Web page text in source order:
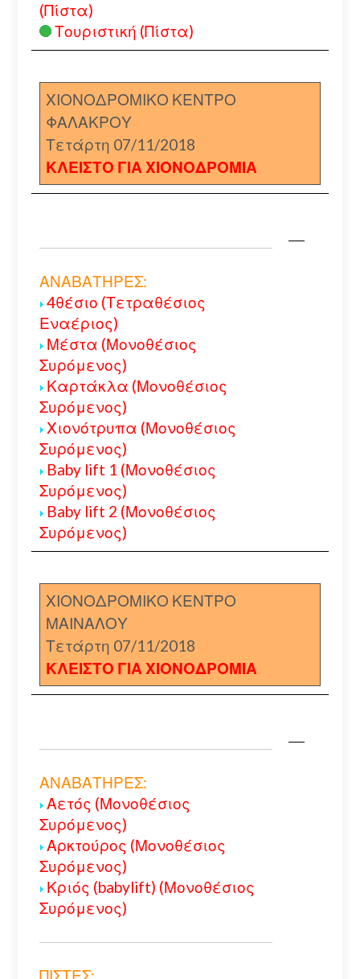
(Πίστα)
Τουριστική (Πίστα)
ΧΙΟΝΟΔΡΟΜΙΚΟ ΚΕΝΤΡΟ
ΦΑΛΑΚΡΟΥ
Τετάρτη 07/11/2018
ΚΛΕΙΣΤΟ ΓΙΑ ΧΙΟΝΟΔΡΟΜΙΑ
ΑΝΑΒΑΤΗΡΕΣ:
4θέσιο (Τετραθέσιος
Εναέριος)
Μέστα (Μονοθέσιος
Συρόμενος)
Καρτάκλα (Μονοθέσιος
Συρόμενος)
Χιονότρυπα (Μονοθέσιος
Συρόμενος)
Baby lift 1 (Μονοθέσιος
Συρόμενος)
Baby lift 2 (Μονοθέσιος
Συρόμενος)
ΧΙΟΝΟΔΡΟΜΙΚΟ ΚΕΝΤΡΟ
ΜΑΙΝΑΛΟΥ
Τετάρτη 07/11/2018
ΚΛΕΙΣΤΟ ΓΙΑ ΧΙΟΝΟΔΡΟΜΙΑ
ΑΝΑΒΑΤΗΡΕΣ:
Αετός (Μονοθέσιος
Συρόμενος)
Αρκτούρος (Μονοθέσιος
Συρόμενος)
Κριός (babylift) (Μονοθέσιος
Συρόμενος)